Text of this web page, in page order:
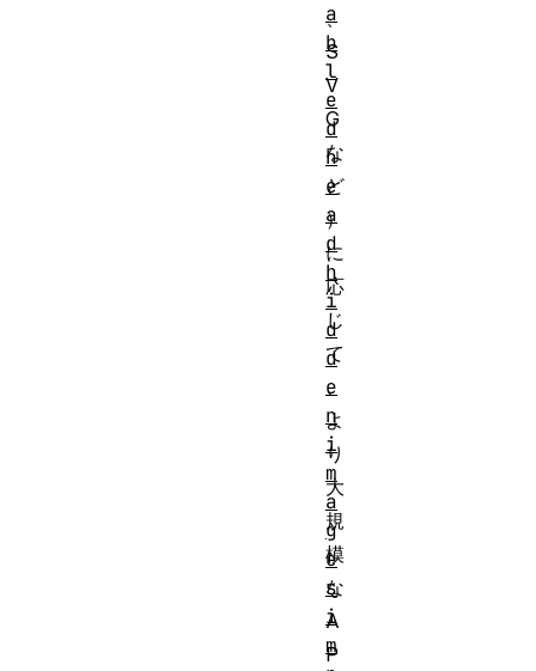
、
S
V
G
な
ど
）
に
応
じ
て
、
よ
り
大
規
模
な
A
P
a
b
l
e
d
h
e
a
d
h
i
d
d
e
n
i
m
a
g
e
s
i
m